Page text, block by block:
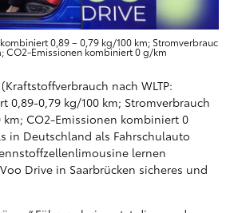
0,89 – 0,79 kg/100 km; Stromverbrauch
CO2-Emissionen kombiniert 0 g/km
nach WLTP:
0,89-0,79 kg/100 km; Stromverbrauch
CO2-Emissionen kombiniert 0
in Deutschland als Fahrschulauto
lernen
Drive in Saarbrücken sicheres und